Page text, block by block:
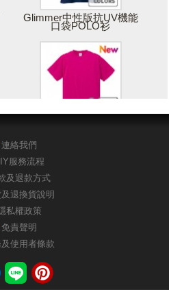
Glimmer中性版抗UV機能
口袋POLO衫
AG28000落肩重磅精梳棉
連絡我們
服務流程
及退款方式
退換貨說明
私權政策
免責聲明
使用者條款